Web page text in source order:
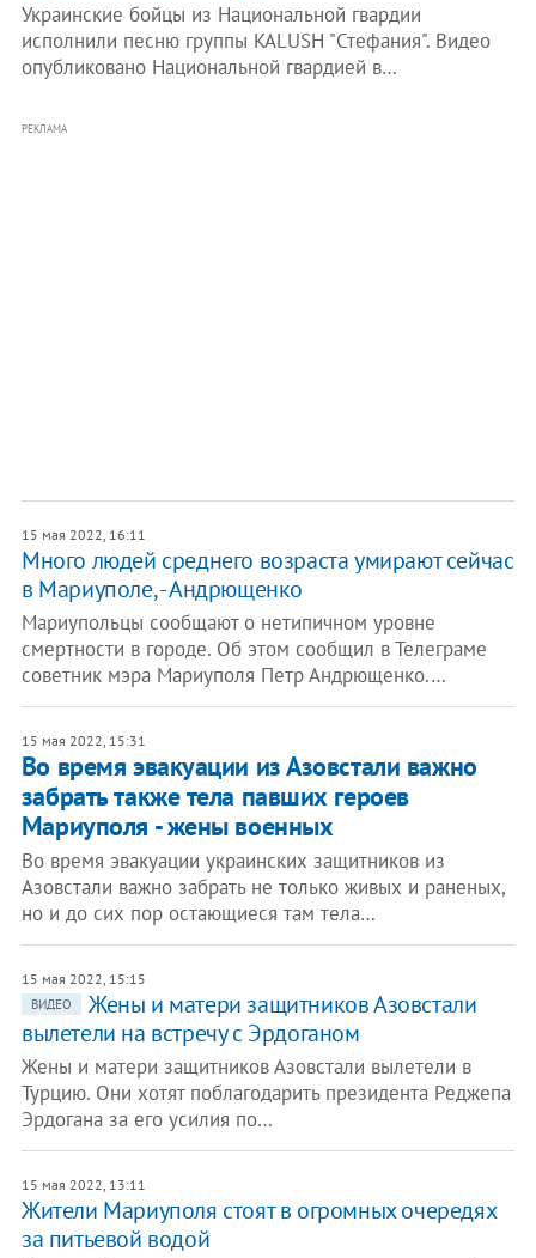
Украинские бойцы из Национальной гвардии
исполнили песню группы KALUSH "Стефания". Видео
опубликовано Национальной гвардией в…
РЕКЛАМА
15 мая 2022, 16:11
Много людей среднего возраста умирают сейчас
в Мариуполе, - Андрющенко
Мариупольцы сообщают о нетипичном уровне
смертности в городе. Об этом сообщил в Телеграме
советник мэра Мариуполя Петр Андрющенко.…
15 мая 2022, 15:31
Во время эвакуации из Азовстали важно
забрать также тела павших героев
Мариуполя - жены военных
Во время эвакуации украинских защитников из
Азовстали важно забрать не только живых и раненых,
но и до сих пор остающиеся там тела…
15 мая 2022, 15:15
ВИДЕО
Жены и матери защитников Азовстали
вылетели на встречу с Эрдоганом
Жены и матери защитников Азовстали вылетели в
Турцию. Они хотят поблагодарить президента Реджепа
Эрдогана за его усилия по…
15 мая 2022, 13:11
Жители Мариуполя стоят в огромных очередях
за питьевой водой